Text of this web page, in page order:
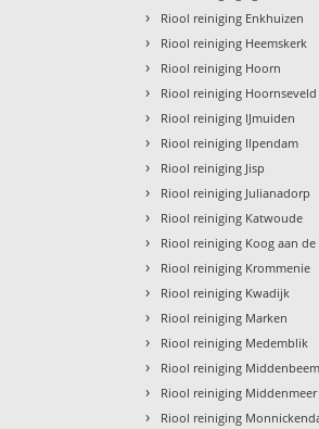
› Riool reiniging Enkhuizen
› Riool reiniging Heemskerk
› Riool reiniging Hoorn
› Riool reiniging Hoornseveld
› Riool reiniging IJmuiden
› Riool reiniging Ilpendam
› Riool reiniging Jisp
› Riool reiniging Julianadorp
› Riool reiniging Katwoude
› Riool reiniging Koog aan de
› Riool reiniging Krommenie
› Riool reiniging Kwadijk
› Riool reiniging Marken
› Riool reiniging Medemblik
› Riool reiniging
› Riool reiniging Middenmeer
› Riool reiniging